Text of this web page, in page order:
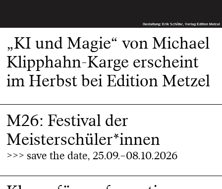
Gestaltung: Erik Schöfer, Verlag Edition Metzel
Gestaltung: Erik Schöfer, Verlag Edition Metzel
„KI und Magie“ von Michael
Klipphahn-Karge erscheint
im Herbst bei Edition Metzel
M26: Festival der
Meisterschüler*innen
>>> save the date, 25.09.–08.10.2026